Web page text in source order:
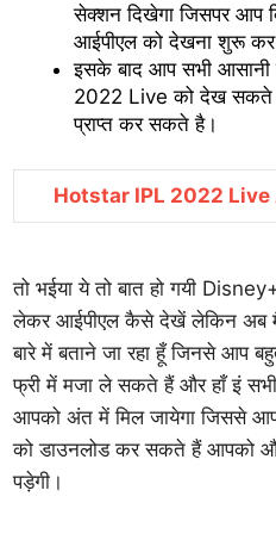
सेक्शन दिखेगा जिसपर आप
आईपीएल को देखना शुरू
इसके बाद आप सभी
2022 Live को देख सकते
प्राप्त कर सकते है।
Hotstar IPL 2022 Live
तो भईया ये तो बात हो गयी
लेकर आईपीएल कैसे देखें लेकिन अब
बारे में बताने जा रहा हूँ जिनसे आप
फ्री में मजा ले सकते हैं और हाँ इं
आपको अंत में मिल जायेगा जिससे
को डाउनलोड कर सकते हैं आपको
पड़ेगी।